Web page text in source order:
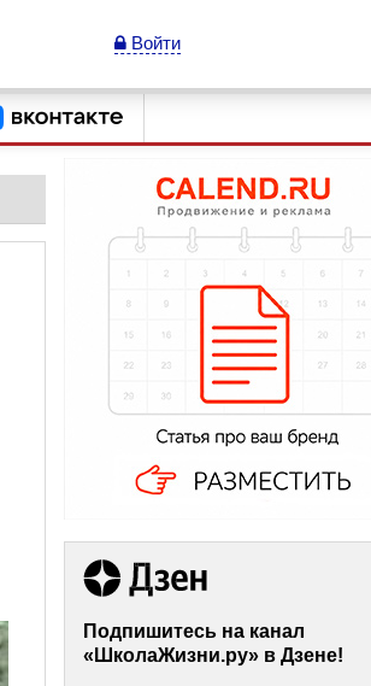
Войти
Подпишитесь на канал
«ШколаЖизни.ру» в Дзене!